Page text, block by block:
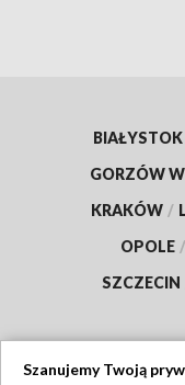
BIAŁYSTOK
GORZÓW
KRAKÓW /
OPOLE /
SZCZECIN
Szanujemy Twoją